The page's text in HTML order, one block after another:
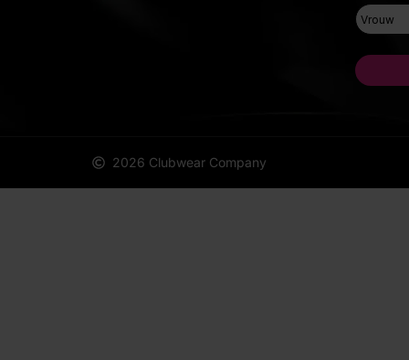
2026 Clubwear Company